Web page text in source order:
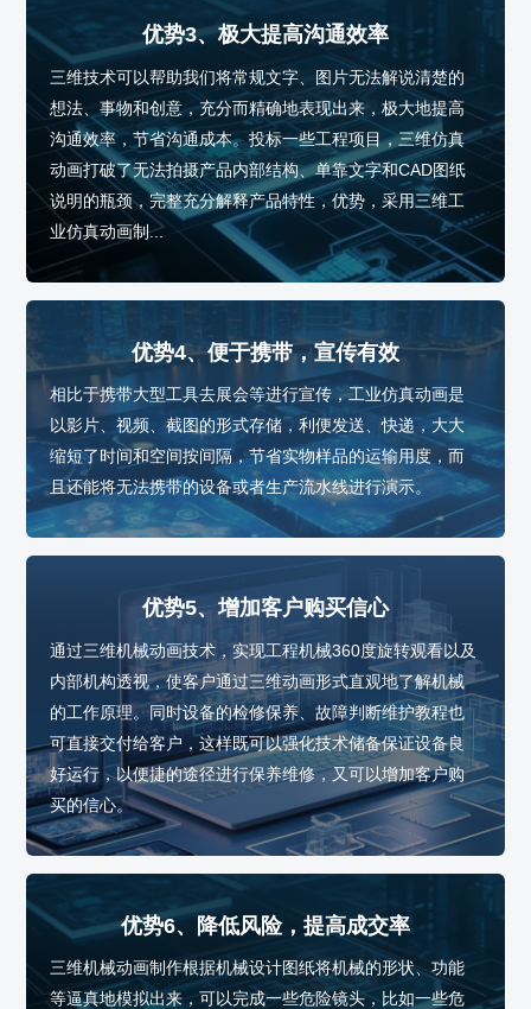
优势3、极大提高沟通效率
三维技术可以帮助我们将常规文字、图片无法解说清楚的
想法、事物和创意，充分而精确地表现出来，极大地提高
沟通效率，节省沟通成本。投标一些工程项目，三维仿真
动画打破了无法拍摄产品内部结构、单靠文字和CAD图纸
说明的瓶颈，完整充分解释产品特性，优势，采用三维工
业仿真动画制...
优势4、便于携带，宣传有效
相比于携带大型工具去展会等进行宣传，工业仿真动画是
以影片、视频、截图的形式存储，利便发送、快递，大大
缩短了时间和空间按间隔，节省实物样品的运输用度，而
且还能将无法携带的设备或者生产流水线进行演示。
优势5、增加客户购买信心
通过三维机械动画技术，实现工程机械360度旋转观看以及
内部机构透视，使客户通过三维动画形式直观地了解机械
的工作原理。同时设备的检修保养、故障判断维护教程也
可直接交付给客户，这样既可以强化技术储备保证设备良
好运行，以便捷的途径进行保养维修，又可以增加客户购
买的信心。
优势6、降低风险，提高成交率
三维机械动画制作根据机械设计图纸将机械的形状、功能
等逼真地模拟出来，可以完成一些危险镜头，比如一些危